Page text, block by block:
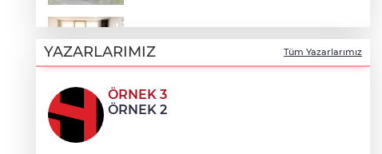
nezaket ziyareti
İstanbul Maltepe’de çocuklar kitapların
renkli dünyasında
YAZARLARIMIZ Tüm Yazarlarımız
ÖRNEK 3
ÖRNEK 2